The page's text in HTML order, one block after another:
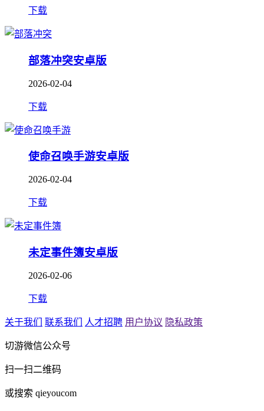
下载
部落冲突安卓版
2026-02-04
下载
使命召唤手游安卓版
2026-02-04
下载
未定事件簿安卓版
2026-02-06
下载
关于我们 联系我们 人才招聘 用户协议 隐私政策
切游微信公众号
扫一扫二维码
或搜索 qieyoucom